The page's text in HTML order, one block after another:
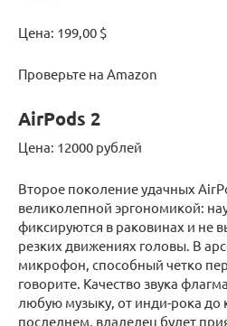
Цена: 199,00 $
Проверьте на Amazon
AirPods 2
Цена: 12000 рублей
Второе поколение удачных
великолепной эргономикой:
фиксируются в раковинах и не
резких движениях головы. В
микрофон, способный четко
говорите. Качество звука
любую музыку, от инди-рока до
последнем, владелец будет